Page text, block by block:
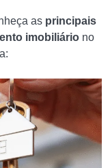
as principais
imobiliário no